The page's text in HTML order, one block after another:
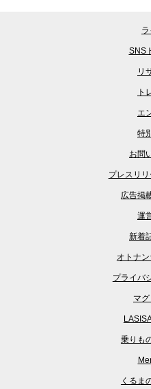
SNS
リ
ト
エ
特
お問
プレスリ
広告掲
運
新着
オトナ
プライバ
マ
乗りも
くるま